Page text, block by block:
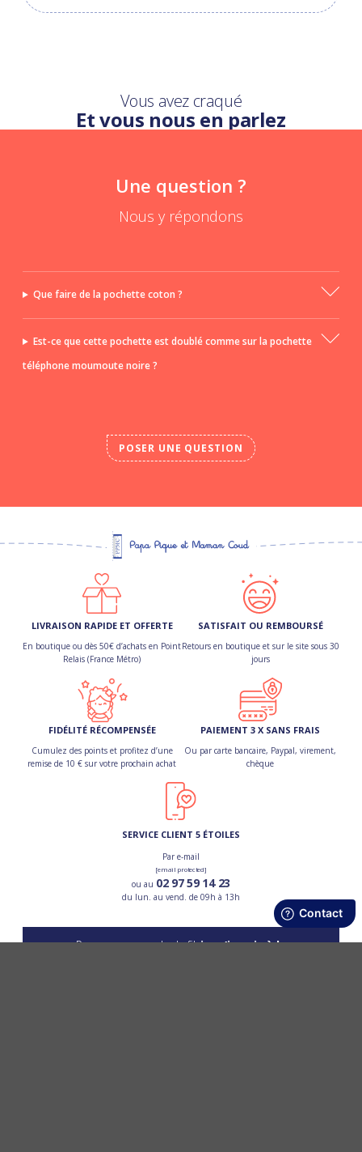
Vous avez craqué
Et vous nous en parlez
Une question ?
Nous y répondons
Que faire de la pochette coton ?
Est-ce que cette pochette est doublé comme sur la pochette
téléphone moumoute noire ?
POSER UNE QUESTION
LIVRAISON RAPIDE ET OFFERTE
En boutique ou dès 50€ d’achats en Point
Relais (France Métro)
SATISFAIT OU REMBOURSÉ
Retours en boutique et sur le site sous 30
jours
FIDÉLITÉ RÉCOMPENSÉE
Cumulez des points et profitez d’une
remise de 10 € sur votre prochain achat
PAIEMENT 3 X SANS FRAIS
Ou par carte bancaire, Paypal, virement,
chèque
SERVICE CLIENT 5 ÉTOILES
Par e-mail
[email protected]
ou au 02 97 59 14 23
du lun. au vend. de 09h à 13h
Pour ne pas perdre le fil,je m’inscris à la